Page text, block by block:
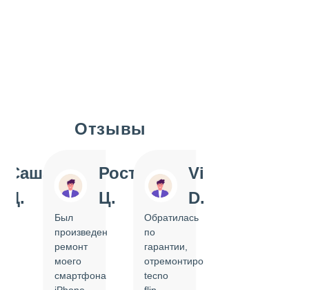
Отзывы
Саша
Д.
Ростислав
Ц.
Был
произведен
ремонт
моего
смартфона
Vi
D.
Обратилась
по
гарантии,
отремонтировать
tecno